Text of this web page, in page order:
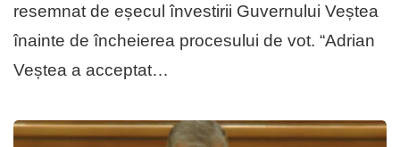
resemnat de eșecul învestirii Guvernului Veștea
înainte de încheierea procesului de vot. “Adrian
Veștea a acceptat…